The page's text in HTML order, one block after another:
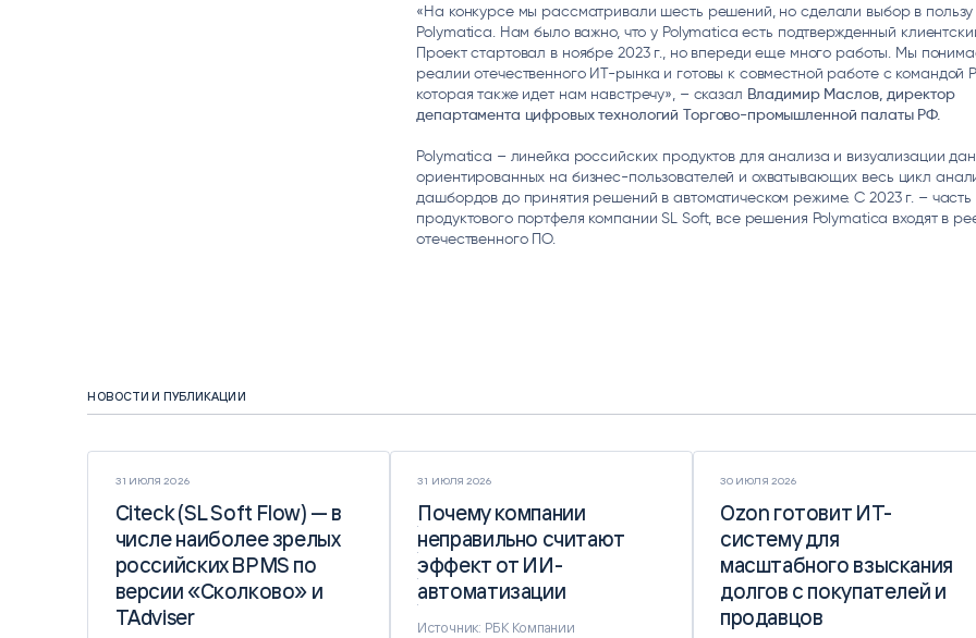
«На конкурсе мы рассматривали шесть решений, но сделали выбор в пользу
Polymatica. Нам было важно, что у Polymatica есть подтвержденный
Проект стартовал в ноябре 2023 г., но впереди еще много работы. Мы
реалии отечественного ИТ-рынка и готовы к совместной работе с командой
которая также идет нам навстречу», – сказал Владимир Маслов, директор
департамента цифровых технологий Торгово-промышленной палаты РФ.
Polymatica – линейка российских продуктов для анализа и визуализации
ориентированных на бизнес-пользователей и охватывающих весь цикл
дашбордов до принятия решений в автоматическом режиме. С 2023 г. – часть
продуктового портфеля компании SL Soft, все решения Polymatica входят в
отечественного ПО.
НОВОСТИ И ПУБЛИКАЦИИ
31 ИЮЛЯ 2026
Citeck (SL Soft Flow) — в
числе наиболее зрелых
российских BPMS по
версии «Сколково» и
TAdviser
Citeck (SL Soft Flow) — в
числе наиболее зрелых
российских BPMS по
версии «Сколково» и
TAdviser
31 ИЮЛЯ 2026
Почему компании
неправильно считают
эффект от ИИ-
автоматизации
Почему компании
неправильно считают
эффект от ИИ-
автоматизации
Источник: РБК Компании
30 ИЮЛЯ 2026
Ozon готовит ИТ-
систему для
масштабного взыскания
долгов с покупателей и
продавцов
Ozon готовит ИТ-
систему для
масштабного взыскания
долгов с покупателей и
продавцов